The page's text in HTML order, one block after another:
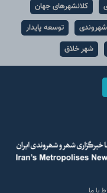
کلانشهرهای جهان
توسعه پایدار
شهر خلاق
با ما